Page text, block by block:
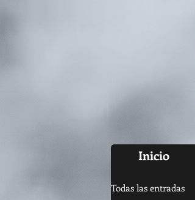
Inicio
Todas las entradas